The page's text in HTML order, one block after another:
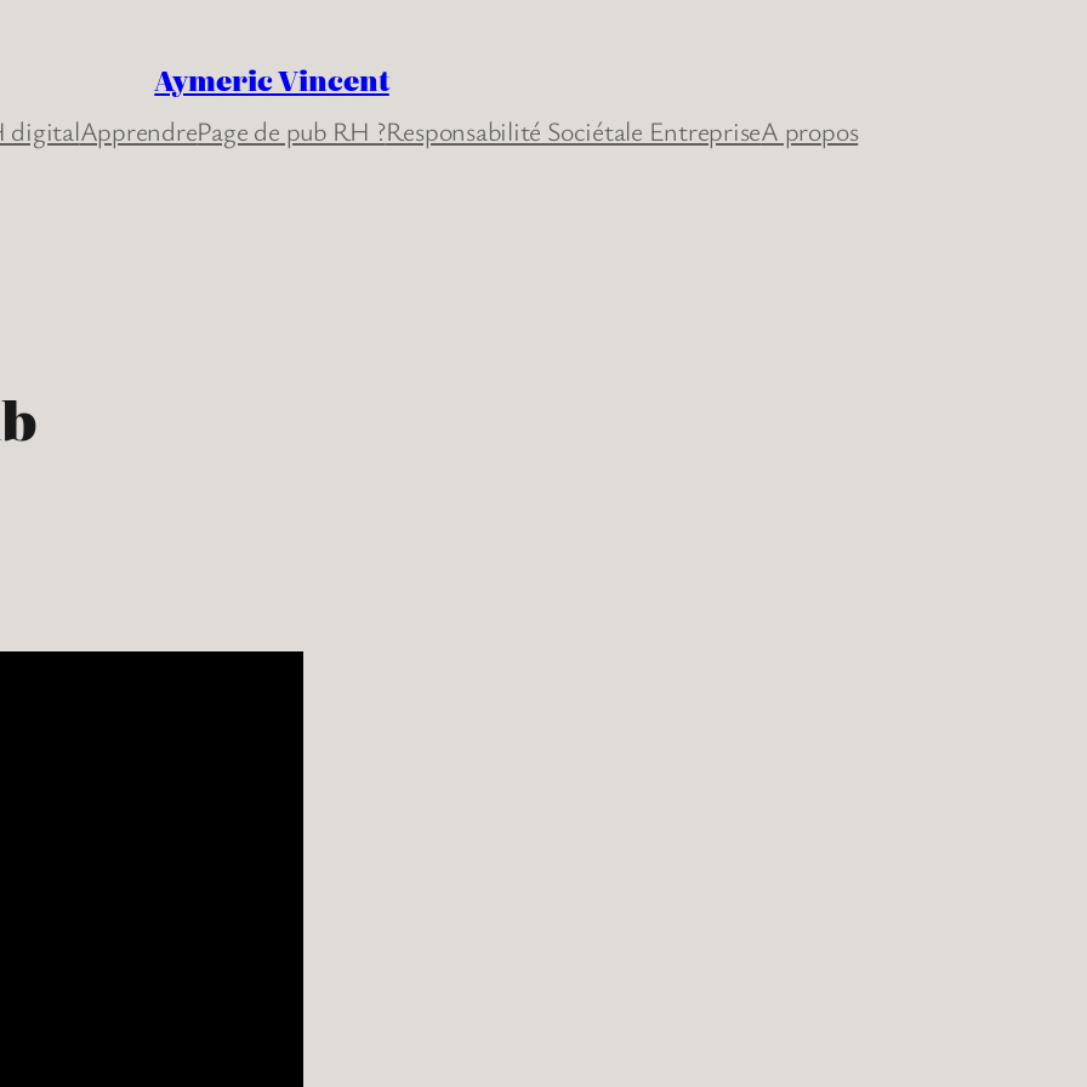
Aymeric Vincent
digitalApprendrePage de pub RH ?Responsabilité Sociétale EntrepriseA propos